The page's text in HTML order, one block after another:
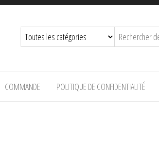
COMMANDE POLITIQUE DE CONFIDENTIALITÉ